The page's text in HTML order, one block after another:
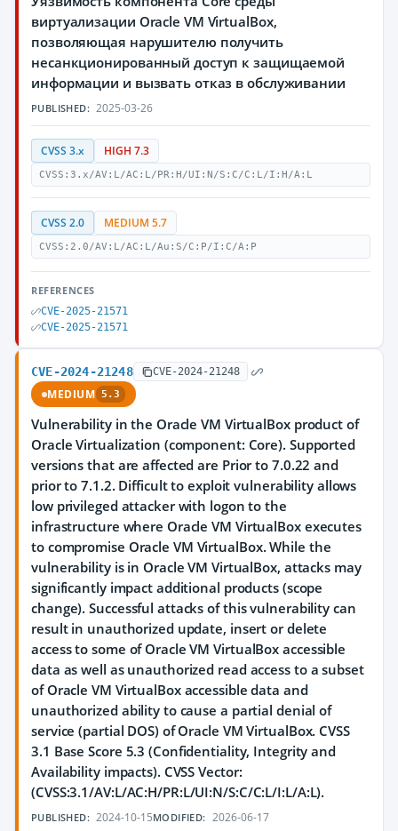
виртуализации Oracle VM VirtualBox,
позволяющая нарушителю получить
несанкционированный доступ к защищаемой
информации и вызвать отказ в обслуживании
PUBLISHED: 2025-03-26
CVSS 3.x HIGH 7.3
CVSS:3.x/AV:L/AC:L/PR:H/UI:N/S:C/C:L/I:H/A:L
CVSS 2.0 MEDIUM 5.7
CVSS:2.0/AV:L/AC:L/Au:S/C:P/I:C/A:P
REFERENCES
CVE-2025-21571
CVE-2025-21571
CVE-2024-21248 CVE-2024-21248
MEDIUM 5.3
Vulnerability in the Oracle VM VirtualBox product of
Oracle Virtualization (component: Core). Supported
versions that are affected are Prior to 7.0.22 and
prior to 7.1.2. Difficult to exploit vulnerability allows
low privileged attacker with logon to the
infrastructure where Oracle VM VirtualBox executes
to compromise Oracle VM VirtualBox. While the
vulnerability is in Oracle VM VirtualBox, attacks may
significantly impact additional products (scope
change). Successful attacks of this vulnerability can
result in unauthorized update, insert or delete
access to some of Oracle VM VirtualBox accessible
data as well as unauthorized read access to a subset
of Oracle VM VirtualBox accessible data and
unauthorized ability to cause a partial denial of
service (partial DOS) of Oracle VM VirtualBox. CVSS
3.1 Base Score 5.3 (Confidentiality, Integrity and
Availability impacts). CVSS Vector:
(CVSS:3.1/AV:L/AC:H/PR:L/UI:N/S:C/C:L/I:L/A:L).
PUBLISHED: 2024-10-15MODIFIED: 2026-06-17